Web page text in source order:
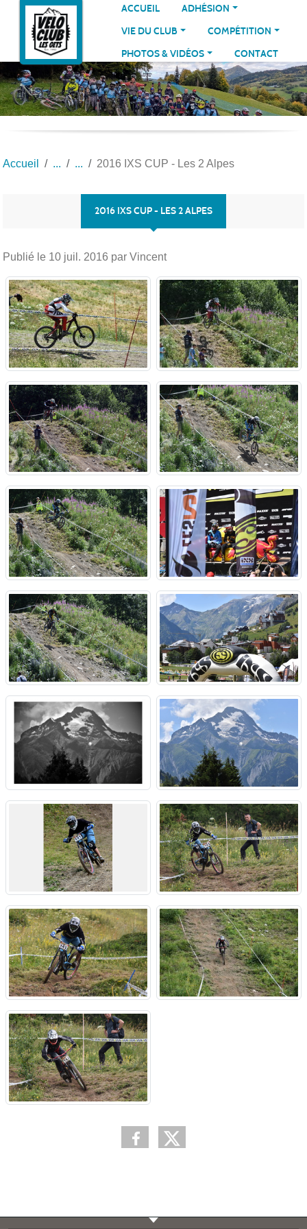
ACCUEIL
ADHÉSION
VIE DU CLUB
COMPÉTITION
PHOTOS & VIDÉOS
CONTACT
Accueil 2016 IXS CUP - Les 2 Alpes
2016 IXS CUP - LES 2 ALPES
Publié le 10 juil. 2016 par Vincent
Panneau de gestion des cookies